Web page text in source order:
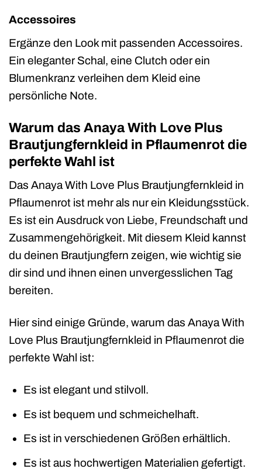
Accessoires
Ergänze den Look mit passenden Accessoires.
Ein eleganter Schal, eine Clutch oder ein
Blumenkranz verleihen dem Kleid eine
persönliche Note.
Warum das Anaya With Love Plus
Brautjungfernkleid in Pflaumenrot die
perfekte Wahl ist
Das Anaya With Love Plus Brautjungfernkleid in
Pflaumenrot ist mehr als nur ein Kleidungsstück.
Es ist ein Ausdruck von Liebe, Freundschaft und
Zusammengehörigkeit. Mit diesem Kleid kannst
du deinen Brautjungfern zeigen, wie wichtig sie
dir sind und ihnen einen unvergesslichen Tag
bereiten.
Hier sind einige Gründe, warum das Anaya With
Love Plus Brautjungfernkleid in Pflaumenrot die
perfekte Wahl ist:
Es ist elegant und stilvoll.
Es ist bequem und schmeichelhaft.
Es ist in verschiedenen Größen erhältlich.
Es ist aus hochwertigen Materialien gefertigt.